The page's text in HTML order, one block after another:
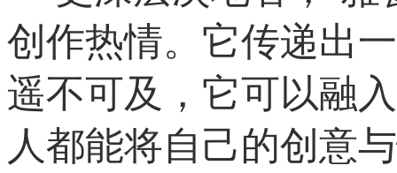
创作热情。它传递出
遥不可及，它可以融
人都能将自己的创意